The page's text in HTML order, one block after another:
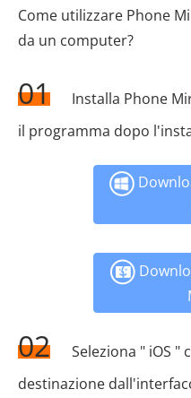
Come utilizzare Phone
da un computer?
01
Installa Phone
il programma dopo
02
Seleziona " iOS
destinazione